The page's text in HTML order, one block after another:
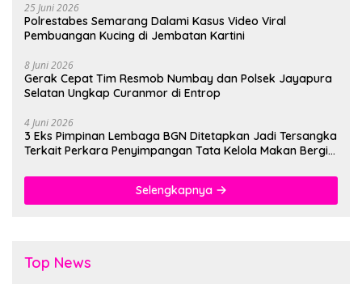
25 Juni 2026
Polrestabes Semarang Dalami Kasus Video Viral
Pembuangan Kucing di Jembatan Kartini
8 Juni 2026
Gerak Cepat Tim Resmob Numbay dan Polsek Jayapura
Selatan Ungkap Curanmor di Entrop
4 Juni 2026
3 Eks Pimpinan Lembaga BGN Ditetapkan Jadi Tersangka
Terkait Perkara Penyimpangan Tata Kelola Makan Bergizi
Selengkapnya
Top News